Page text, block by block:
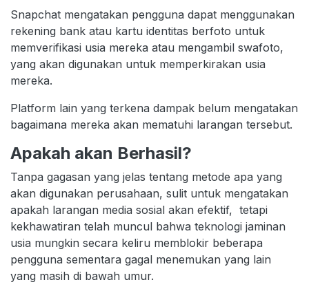
Snapchat mengatakan pengguna dapat menggunakan
rekening bank atau kartu identitas berfoto untuk
memverifikasi usia mereka atau mengambil swafoto,
yang akan digunakan untuk memperkirakan usia
mereka.
Platform lain yang terkena dampak belum mengatakan
bagaimana mereka akan mematuhi larangan tersebut.
Apakah akan Berhasil?
Tanpa gagasan yang jelas tentang metode apa yang
akan digunakan perusahaan, sulit untuk mengatakan
apakah larangan media sosial akan efektif, tetapi
kekhawatiran telah muncul bahwa teknologi jaminan
usia mungkin secara keliru memblokir beberapa
pengguna sementara gagal menemukan yang lain
yang masih di bawah umur.